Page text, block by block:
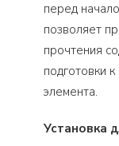
перед
позволяет
прочтения
подготовки
элемента.
Установка